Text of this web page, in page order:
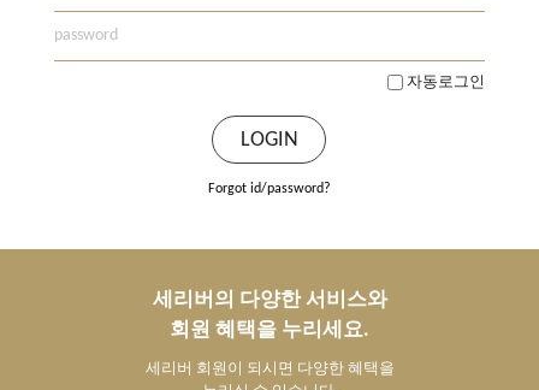
자동로그인
Forgot id/password?
세리버의 다양한 서비스와
회원 혜택을 누리세요.
세리버 회원이 되시면 다양한 혜택을